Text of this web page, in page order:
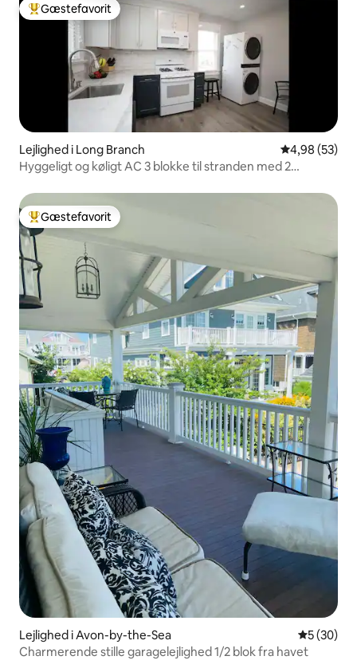
Bedste gæstefavorit
Gæstefavorit
Lejlighed i Long Branch 4,98 ud af 5 i
4,98 (53)
Hyggeligt og køligt AC 3 blokke til stranden med 2
Bedste gæstefavorit
Gæstefavorit
Lejlighed i Avon-by-the-Sea 5 ud af 5 i
5 (30)
Charmerende stille garagelejlighed 1/2 blok fra havet